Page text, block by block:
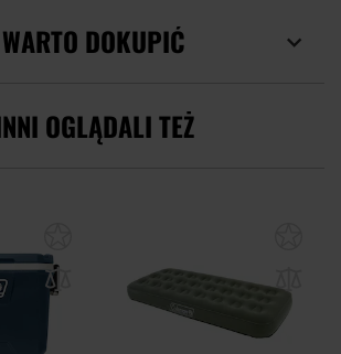
WARTO DOKUPIĆ
OGLĄDALI TEŻ